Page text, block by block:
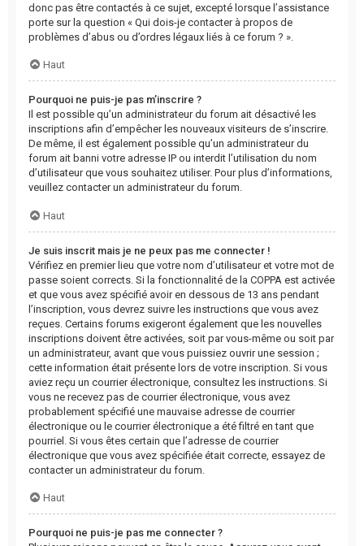
donc pas être contactés à ce sujet, excepté lorsque l’assistance
porte sur la question « Qui dois-je contacter à propos de
problèmes d’abus ou d’ordres légaux liés à ce forum ? ».
Haut
Pourquoi ne puis-je pas m’inscrire ?
Il est possible qu’un administrateur du forum ait désactivé les
inscriptions afin d’empêcher les nouveaux visiteurs de s’inscrire.
De même, il est également possible qu’un administrateur du
forum ait banni votre adresse IP ou interdit l’utilisation du nom
d’utilisateur que vous souhaitez utiliser. Pour plus d’informations,
veuillez contacter un administrateur du forum.
Haut
Je suis inscrit mais je ne peux pas me connecter !
Vérifiez en premier lieu que votre nom d’utilisateur et votre mot de
passe soient corrects. Si la fonctionnalité de la COPPA est activée
et que vous avez spécifié avoir en dessous de 13 ans pendant
l’inscription, vous devrez suivre les instructions que vous avez
reçues. Certains forums exigeront également que les nouvelles
inscriptions doivent être activées, soit par vous-même ou soit par
un administrateur, avant que vous puissiez ouvrir une session ;
cette information était présente lors de votre inscription. Si vous
aviez reçu un courrier électronique, consultez les instructions. Si
vous ne recevez pas de courrier électronique, vous avez
probablement spécifié une mauvaise adresse de courrier
électronique ou le courrier électronique a été filtré en tant que
pourriel. Si vous êtes certain que l’adresse de courrier
électronique que vous avez spécifiée était correcte, essayez de
contacter un administrateur du forum.
Haut
Pourquoi ne puis-je pas me connecter ?